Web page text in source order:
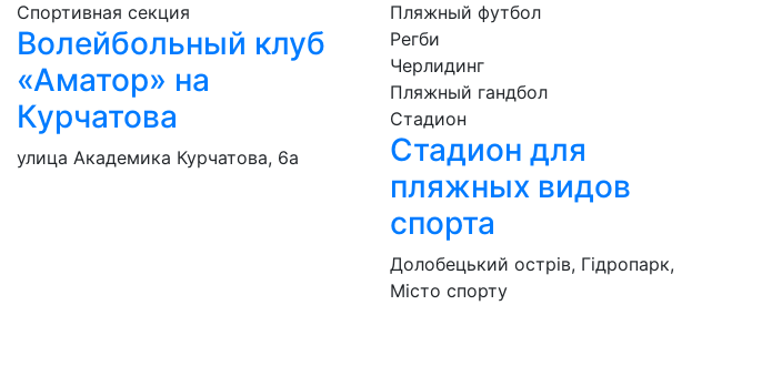
Спортивная секция
Волейбольный клуб
«Аматор» на
Курчатова
улица Академика Курчатова, 6а
Пляжный футбол
Регби
Черлидинг
Пляжный гандбол
Стадион
Стадион для
пляжных видов
спорта
Долобецький острів, Гідропарк,
Місто спорту